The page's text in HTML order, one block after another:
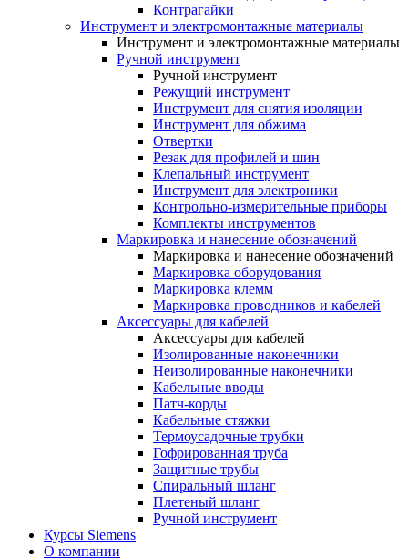
Контрагайки
Инструмент и электромонтажные материалы
Инструмент и электромонтажные материалы
Ручной инструмент
Ручной инструмент
Режущий инструмент
Инструмент для снятия изоляции
Инструмент для обжима
Отвертки
Резак для профилей и шин
Клепальный инструмент
Инструмент для электроники
Контрольно-измерительные приборы
Комплекты инструментов
Маркировка и нанесение обозначений
Маркировка и нанесение обозначений
Маркировка оборудования
Маркировка клемм
Маркировка проводников и кабелей
Аксессуары для кабелей
Аксессуары для кабелей
Изолированные наконечники
Неизолированные наконечники
Кабельные вводы
Патч-корды
Кабельные стяжки
Термоусадочные трубки
Гофрированная труба
Защитные трубы
Спиральный шланг
Плетеный шланг
Ручной инструмент
Курсы Siemens
О компании